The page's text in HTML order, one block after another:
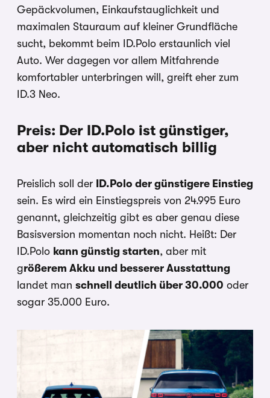
Gepäckvolumen, Einkaufstauglichkeit und
maximalen Stauraum auf kleiner Grundfläche
sucht, bekommt beim ID.Polo erstaunlich viel
Auto. Wer dagegen vor allem Mitfahrende
komfortabler unterbringen will, greift eher zum
ID.3 Neo.
Preis: Der ID.Polo ist günstiger,
aber nicht automatisch billig
Preislich soll der
ID.Polo der günstigere Einstieg
sein. Es wird ein Einstiegspreis von 24.995 Euro
genannt, gleichzeitig gibt es aber genau diese
Basisversion momentan noch nicht. Heißt: Der
ID.Polo kann günstig starten, aber mit
größerem Akku und besserer Ausstattung
landet man schnell deutlich über 30.000 oder
sogar 35.000 Euro.